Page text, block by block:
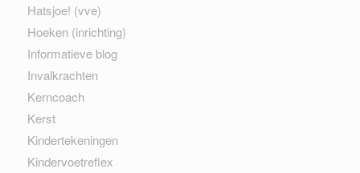
Hatsjoe! (vve)
Hoeken (inrichting)
Informatieve blog
Invalkrachten
Kerncoach
Kerst
Kindertekeningen
Kindervoetreflex